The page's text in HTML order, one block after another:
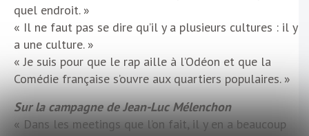
quel endroit. »
« Il ne faut pas se dire qu’il y a plusieurs cultures : il y
a une culture. »
« Je suis pour que le rap aille à l’Odéon et que la
Comédie française s’ouvre aux quartiers populaires. »
Sur la campagne de Jean-Luc Mélenchon
« Dans les meetings que l’on fait, il y en a beaucoup